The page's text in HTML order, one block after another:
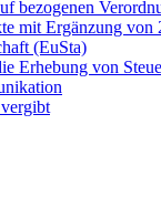
bezogenen
mit Ergänzung von
(EuSta)
Erhebung von